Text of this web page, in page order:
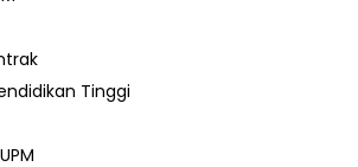
Tinggi